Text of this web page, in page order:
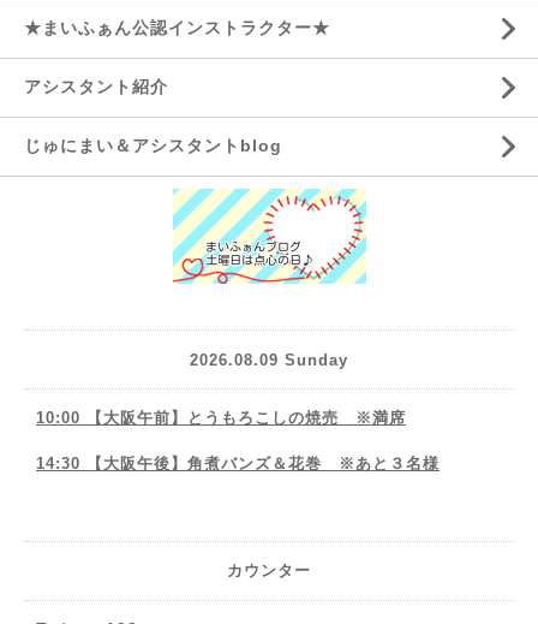
★まいふぁん公認インストラクター★
アシスタント紹介
じゅにまい＆アシスタントblog
2026.08.09 Sunday
10:00 【大阪午前】とうもろこしの焼売 ※満席
14:30 【大阪午後】角煮バンズ＆花巻 ※あと３名様
カウンター